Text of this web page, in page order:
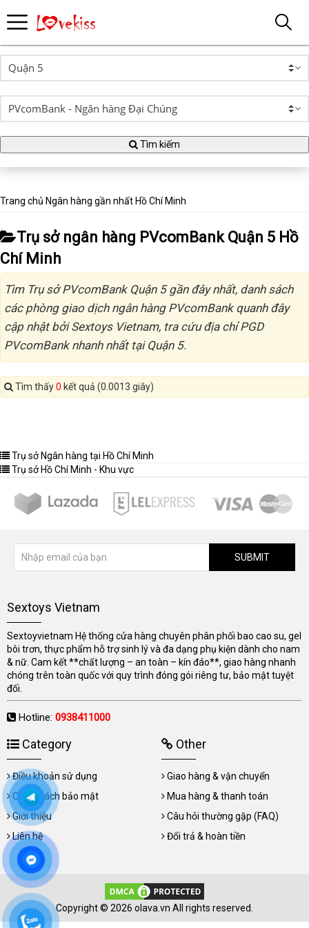
Tìm kiếm
Trang chủ Ngân hàng gần nhất Hồ Chí Minh
Trụ sở ngân hàng PVcomBank Quận 5 Hồ
Chí Minh
Tìm Trụ sở PVcomBank Quận 5 gần đây nhất, danh sách
các phòng giao dịch ngân hàng PVcomBank quanh đây
cập nhật bởi Sextoys Vietnam, tra cứu địa chỉ PGD
PVcomBank nhanh nhất tại Quận 5.
Tìm thấy0 kết quả (0.0013 giây)
Trụ sở Ngân hàng tại Hồ Chí Minh
Trụ sở Hồ Chí Minh - Khu vực
SUBMIT
Sextoys Vietnam
Sextoyvietnam Hệ thống cửa hàng chuyên phân phối bao cao su, gel
bôi trơn, thực phẩm hỗ trợ sinh lý và đa dạng phụ kiện dành cho nam
& nữ. Cam kết **chất lượng – an toàn – kín đáo**, giao hàng nhanh
chóng trên toàn quốc với quy trình đóng gói riêng tư, bảo mật tuyệt
đối.
Hotline: 0938411000
Category
Điều khoản sử dụng
Chính sách bảo mật
Giới thiệu
Liên hệ
Other
Giao hàng & vận chuyển
Mua hàng & thanh toán
Câu hỏi thường gặp (FAQ)
Đổi trả & hoàn tiền
Copyright © 2026 olava.vn All rights reserved.